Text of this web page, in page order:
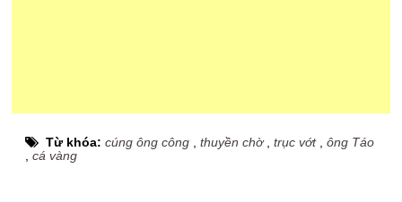
Từ khóa:cúng ông công ,thuyền chờ,trục vớt,ông Táo
,cá vàng